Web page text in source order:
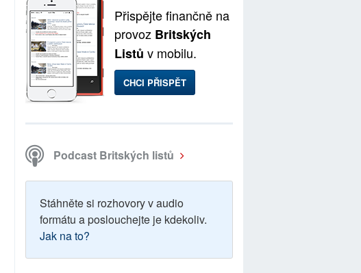
Přispějte finančně na
provoz Britských
Listů v mobilu.
CHCI PŘISPĚT
Podcast Britských listů
Stáhněte si rozhovory v audio
formátu a poslouchejte je kdekoliv.
Jak na to?